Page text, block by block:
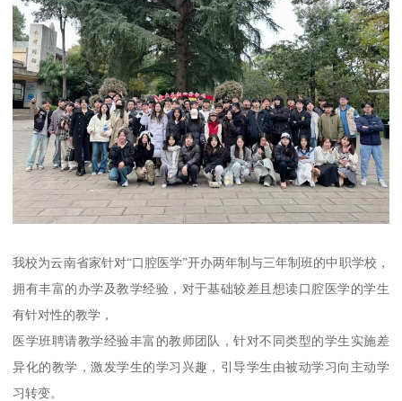
我校为云南省家针对“口腔医学”开办两年制与三年制班的中职学校，
拥有丰富的办学及教学经验，对于基础较差且想读口腔医学的学生
有针对性的教学，
医学班聘请教学经验丰富的教师团队，针对不同类型的学生实施差
异化的教学，激发学生的学习兴趣，引导学生由被动学习向主动学
习转变。